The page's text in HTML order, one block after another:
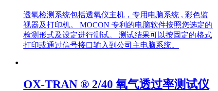
透氧检测系统包括透氧仪主机，专用电脑系统 , 彩色监
视器及打印机。 MOCON 专利的电脑软件按照您选定的
检测形式及设定进行测试。 测试结果可以按固定的格式
打印或通过信号接口输入到公司主电脑系统。
OX-TRAN ® 2/40 氧气透过率测试仪